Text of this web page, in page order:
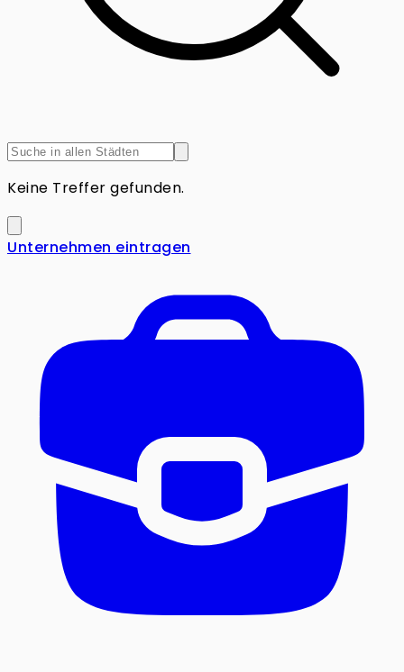
Keine Treffer gefunden.
Unternehmen eintragen